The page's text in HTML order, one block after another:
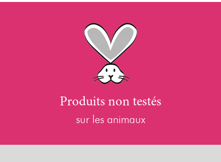
Produits non testés
sur les animaux